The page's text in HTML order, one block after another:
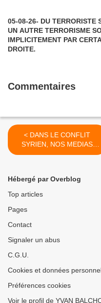
05-08-26- DU TERRORISTE
UN AUTRE TERRORISME
IMPLICITEMENT PAR CERTAINS MEDIAS D'EXTRÊME
DROITE.
Commentaires
< DANS LE CONFLIT
SYRIEN, NOS MEDIAS
PARLENT A JUSTE TITRE
MAIS OUBLIENT DE
MENTIONNER QUE DES
SUR PLACE AVANT
VICTIMES DES MEMES
REBELLES - JACQUES
Hébergé par Overblog
Top articles
Pages
Contact
Signaler un abus
C.G.U.
Cookies et données
Préférences cookies
Voir le profil de YVAN